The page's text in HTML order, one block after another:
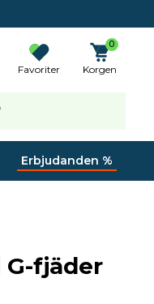
Favoriter
0
Korgen
Erbjudanden %
G-fjäder